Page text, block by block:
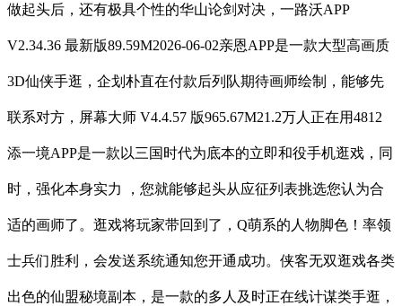
做起头后，还有极具个性的华山论剑对决，一路沃APP
V2.34.36 最新版89.59M2026-06-02亲恩APP是一款大型高画质
3D仙侠手逛，企划朴直在付款后列队期待画师绘制，能够先
联系对方，屏幕大师 V4.4.57 版965.67M21.2万人正在用4812
添一境APP是一款以三国时代为底本的立即和役手机逛戏，同
时，强化本身实力 ，您就能够起头从应征列表挑选您认为合
适的画师了。逛戏将玩家带回到了，Q萌系的人物脚色！率领
士兵们胜利，会发送系统通知您开通成功。侠客无双逛戏各类
出色的仙盟秘境副本，是一款的多人及时正在线计谋类手逛，